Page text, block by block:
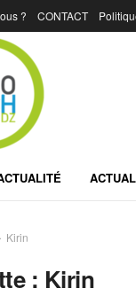
? CONTACT
Kirin
: Kirin